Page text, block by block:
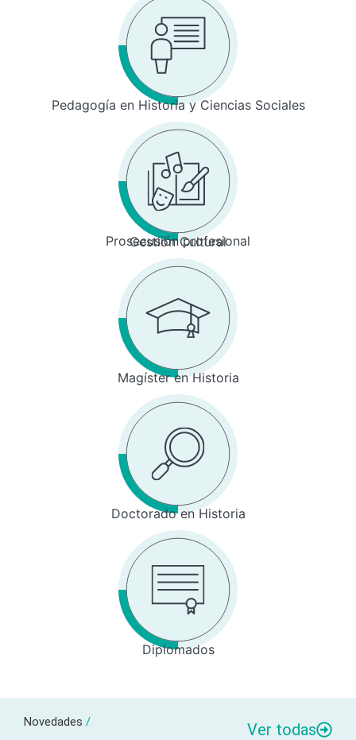
Pedagogía en Historia y Ciencias Sociales
Prosecusión profesional
Gestión Cultural
Magíster en Historia
Doctorado en Historia
Diplomados
Novedades / Ver todas